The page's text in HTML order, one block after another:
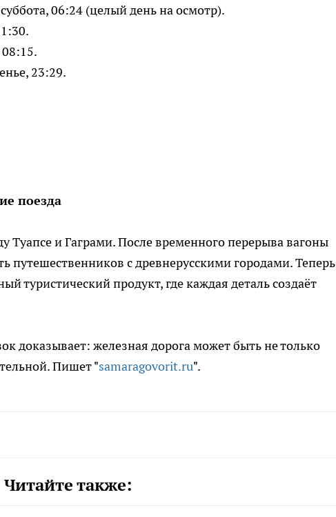
06:24 (целый день на осмотр).
23:29.
поезда
Туапсе и Гаграми. После временного перерыва вагоны
с древнерусскими городами. Теперь
туристический продукт, где каждая деталь создаёт
доказывает: железная дорога может быть не только
Пишет "samaragovorit.ru".
Читайте также: